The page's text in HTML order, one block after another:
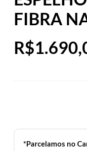
FIBRA
R$
*Parcelamos no